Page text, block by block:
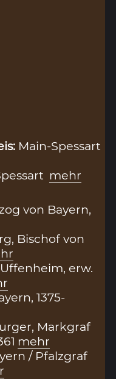
Main-Spessart
mehr
von Bayern,
Bischof von
erw.
1375-
Markgraf
mehr
/ Pfalzgraf